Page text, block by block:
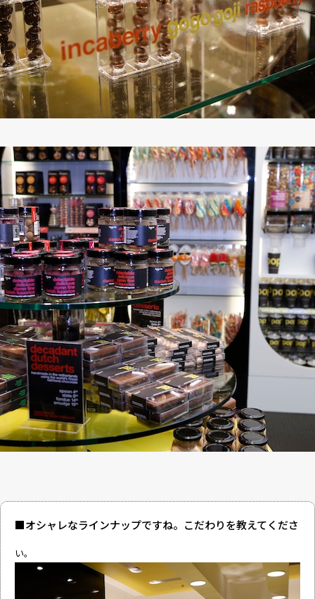
■オシャレなラインナップですね。こだわりを教えてくださ
い。